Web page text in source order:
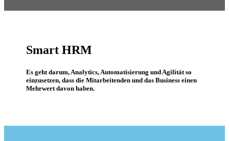
Smart HRM
Es geht darum, Analytics, Automatisierung und Agilität so
einzusetzen, dass die Mitarbeitenden und das Business einen
Mehrwert davon haben.